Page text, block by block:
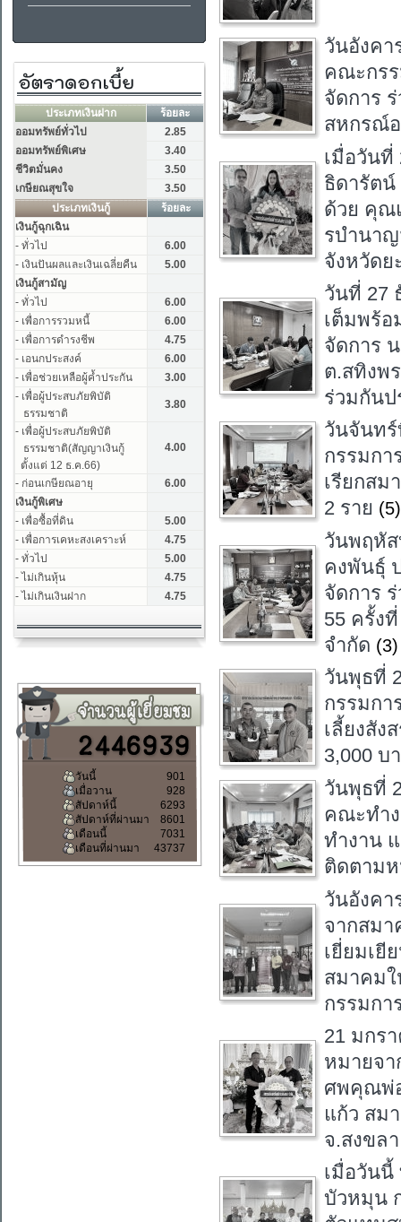
วันอังคา
คณะกร
จัดการ
สหกรณ์
เมื่อวันที่
ธิดารัต
ด้วย คุณ
รบำนาญ
จังหวัดย
วันที่ 27
เต็มพร้อ
จัดการ
ต.สทิงพ
ร่วมกัน
วันจันทร์
กรรมกา
เรียกสม
2 ราย (5)
วันพฤหัส
คงพันธุ์
จัดการ
55 ครั้ง
จำกัด (3)
วันพุธที่
กรรมก
เลี้ยงสัง
3,000 บ
วันพุธที่
คณะทำ
ทำงาน
ติดตาม
วันอังคา
จากสม
เยี่ยมเยี
สมาคม
กรรมก
21 มกร
หมายจ
ศพคุณพ่
แก้ว สม
จ.สงขลา
เมื่อวันนี้
บัวหมุน
วันนี้
901
เมื่อวาน
928
สัปดาห์นี้
6293
สัปดาห์ที่ผ่านมา
8601
เดือนนี้
7031
เดือนที่ผ่านมา
43737